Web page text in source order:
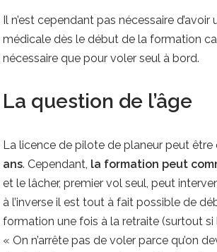
Il n’est cependant pas nécessaire d’avoir
médicale dès le début de la formation
nécessaire que pour voler seul à bord.
La question de l’âge
La licence de pilote de planeur peut
ans. Cependant, la formation peut
et le lâcher, premier vol seul, peut
à l’inverse il est tout à fait possible de
formation une fois à la retraite (surtout si
« On n’arrête pas de voler parce qu’on